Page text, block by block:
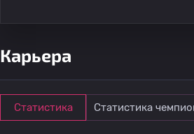
Карьера
Статистика Статистика